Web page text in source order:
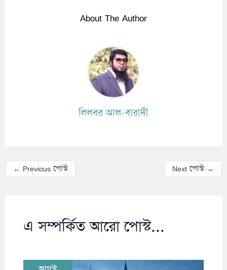
About The Author
লিলবর আল-বারাদী
← Previous পোস্ট Next পোস্ট →
এ সম্পর্কিত আরো পোস্ট...